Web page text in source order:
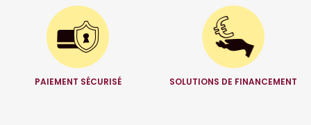
PAIEMENT SÉCURISÉ SOLUTIONS DE FINANCEMENT